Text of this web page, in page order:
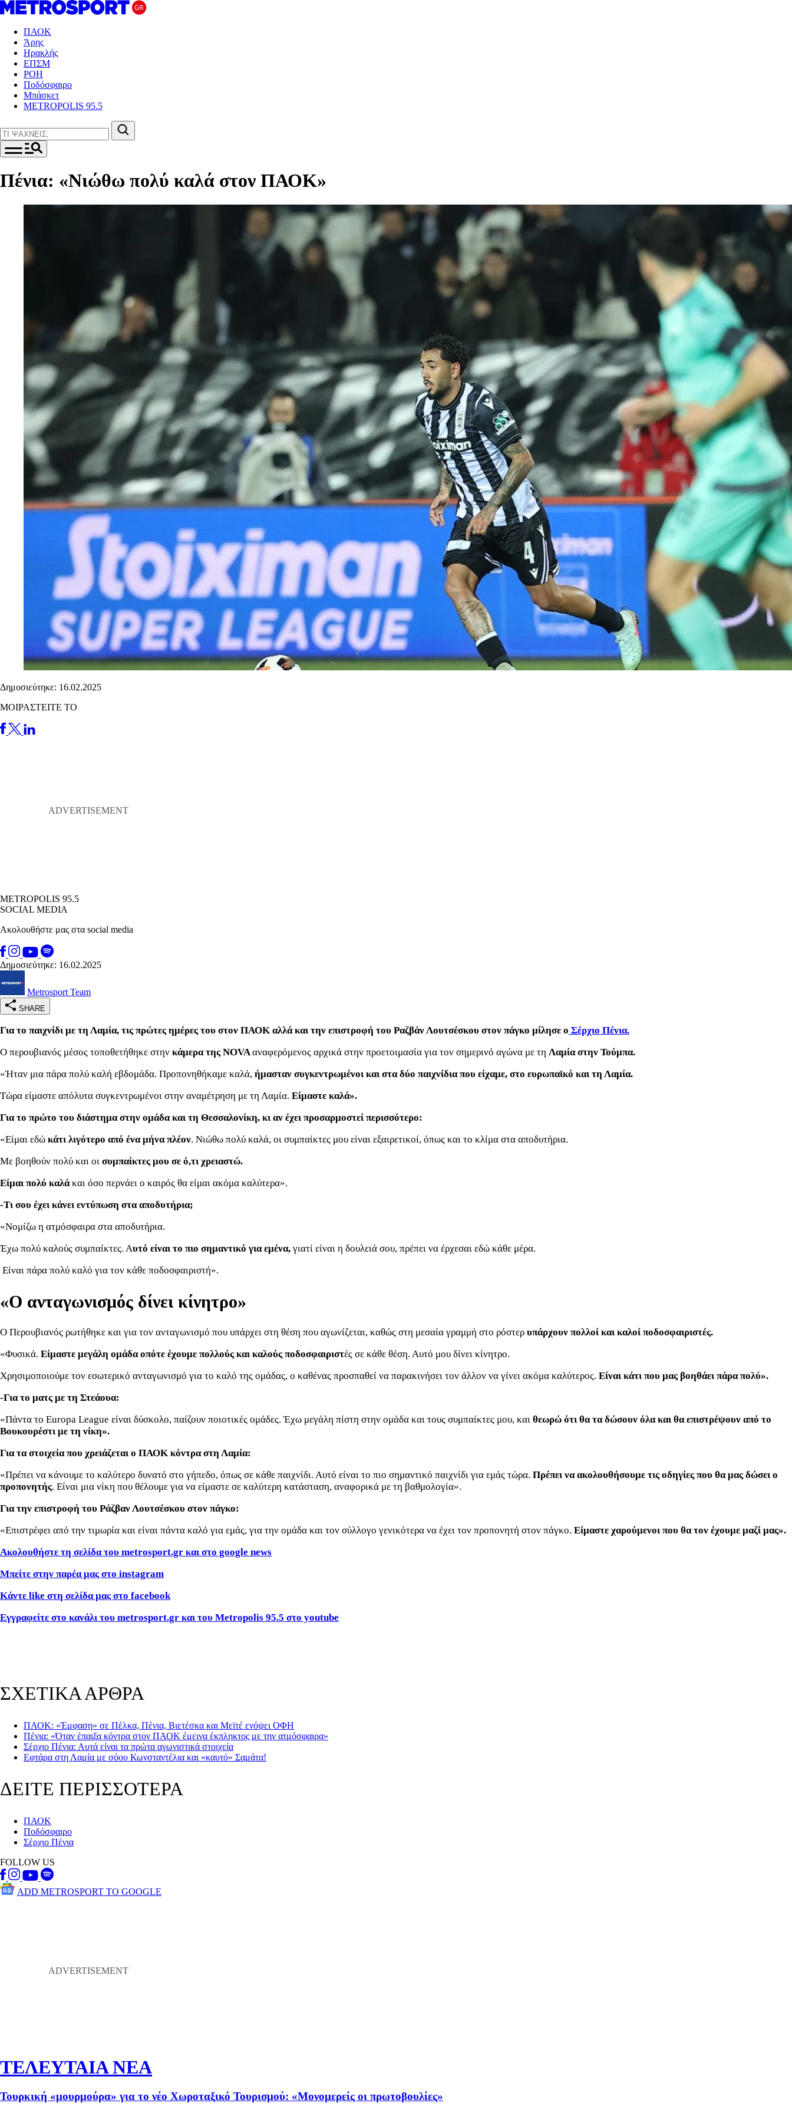
ΠΑΟΚ
Άρης
Ηρακλής
ΕΠΣΜ
ΡΟΗ
Ποδόσφαιρο
Μπάσκετ
METROPOLIS 95.5
Πένια: «Νιώθω πολύ καλά στον ΠΑΟΚ»
Δημοσιεύτηκε: 16.02.2025
ΜΟΙΡΑΣΤΕΙΤΕ ΤΟ
METROPOLIS 95.5
SOCIAL MEDIA
Ακολουθήστε μας στα social media
Δημοσιεύτηκε: 16.02.2025
Metrosport Team
SHARE
Για το παιχνίδι με τη Λαμία, τις πρώτες ημέρες του στον ΠΑΟΚ αλλά και την επιστροφή του Ραζβάν Λουτσέσκου στον πάγκο μίλησε ο Σέρχιο Πένια.
Ο περουβιανός μέσος τοποθετήθηκε στην κάμερα της NOVAαναφερόμενος αρχικά στην προετοιμασία για τον σημερινό αγώνα με τη Λαμία στην Τούμπα.
«Ήταν μια πάρα πολύ καλή εβδομάδα. Προπονηθήκαμε καλά, ήμασταν συγκεντρωμένοι και στα δύο παιχνίδια που είχαμε, στο ευρωπαϊκό και τη Λαμία.
Τώρα είμαστε απόλυτα συγκεντρωμένοι στην αναμέτρηση με τη Λαμία. Είμαστε καλά».
Για το πρώτο του διάστημα στην ομάδα και τη Θεσσαλονίκη, κι αν έχει προσαρμοστεί περισσότερο:
«Eίμαι εδώ κάτι λιγότερο από ένα μήνα πλέον. Νιώθω πολύ καλά, οι συμπαίκτες μου είναι εξαιρετικοί, όπως και το κλίμα στα αποδυτήρια.
Με βοηθούν πολύ και οι συμπαίκτες μου σε ό,τι χρειαστώ.
Είμαι πολύ καλάκαι όσο περνάει ο καιρός θα είμαι ακόμα καλύτερα».
-Τι σου έχει κάνει εντύπωση στα αποδυτήρια;
«Νομίζω η ατμόσφαιρα στα αποδυτήρια.
Έχω πολύ καλούς συμπαίκτες. Αυτό είναι το πιο σημαντικό για εμένα, γιατί είναι η δουλειά σου, πρέπει να έρχεσαι εδώ κάθε μέρα.
Είναι πάρα πολύ καλό για τον κάθε ποδοσφαιριστή».
«Ο ανταγωνισμός δίνει κίνητρο»
Ο Περουβιανός ρωτήθηκε και για τον ανταγωνισμό που υπάρχει στη θέση που αγωνίζεται, καθώς στη μεσαία γραμμή στο ρόστερ υπάρχουν πολλοί και καλοί ποδοσφαιριστές.
«Φυσικά. Είμαστε μεγάλη ομάδα οπότε έχουμε πολλούς και καλούς ποδοσφαιριστές σε κάθε θέση. Αυτό μου δίνει κίνητρο.
Χρησιμοποιούμε τον εσωτερικό ανταγωνισμό για το καλό της ομάδας, ο καθένας προσπαθεί να παρακινήσει τον άλλον να γίνει ακόμα καλύτερος. Είναι κάτι που μας βοηθάει πάρα πολύ».
-Για το ματς με τη Στεάουα:
«Πάντα το Europa League είναι δύσκολο, παίζουν ποιοτικές ομάδες. Έχω μεγάλη πίστη στην ομάδα και τους συμπαίκτες μου, και θεωρώ ότι θα τα δώσουν όλα και θα επιστρέψουν από το
Βουκουρέστι με τη νίκη».
Για τα στοιχεία που χρειάζεται ο ΠΑΟΚ κόντρα στη Λαμία:
«Πρέπει να κάνουμε το καλύτερο δυνατό στο γήπεδο, όπως σε κάθε παιχνίδι. Αυτό είναι το πιο σημαντικό παιχνίδι για εμάς τώρα. Πρέπει να ακολουθήσουμε τις οδηγίες που θα μας δώσει ο
προπονητής. Είναι μια νίκη που θέλουμε για να είμαστε σε καλύτερη κατάσταση, αναφορικά με τη βαθμολογία».
Για την επιστροφή του Ράζβαν Λουτσέσκου στον πάγκο:
«Επιστρέφει από την τιμωρία και είναι πάντα καλό για εμάς, για την ομάδα και τον σύλλογο γενικότερα να έχει τον προπονητή στον πάγκο. Είμαστε χαρούμενοι που θα τον έχουμε μαζί μας».
Ακολουθήστε τη σελίδα του metrosport.gr και στο google news
Μπείτε στην παρέα μας στο instagram
Κάντε like στη σελίδα μας στο facebook
Εγγραφείτε στο κανάλι του metrosport.gr και του Metropolis 95.5 στο youtube
ΣΧΕΤΙΚΑ ΑΡΘΡΑ
ΠΑΟΚ: «Έμφαση» σε Πέλκα, Πένια, Βιετέσκα και Μεϊτέ ενόψει ΟΦΗ
Πένια: «Όταν έπαιξα κόντρα στον ΠΑΟΚ έμεινα έκπληκτος με την ατμόσφαιρα»
Σέρχιο Πένια: Αυτά είναι τα πρώτα αγωνιστικά στοιχεία
Εφτάρα στη Λαμία με σόου Κωνσταντέλια και «καυτό» Σαμάτα!
ΔΕΙΤΕ ΠΕΡΙΣΣΟΤΕΡΑ
ΠΑΟΚ
Ποδόσφαιρο
Σέρχιο Πένια
FOLLOW US
ADD METROSPORT TO GOOGLE
ΤΕΛΕΥΤΑΙΑ ΝΕΑ
Τουρκική «μουρμούρα» για το νέο Χωροταξικό Τουρισμού: «Μονομερείς οι πρωτοβουλίες»